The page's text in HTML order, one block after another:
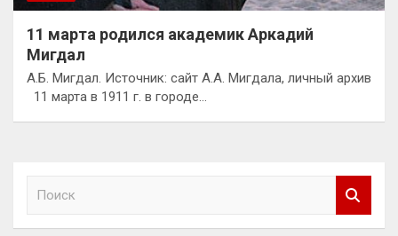
11 марта родился академик Аркадий
Мигдал
А.Б. Мигдал. Источник: сайт А.А. Мигдала, личный архив
11 марта в 1911 г. в городе…